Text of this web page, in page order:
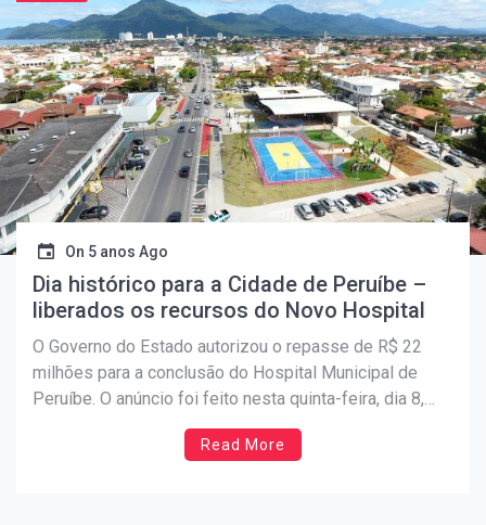
On 5 anos Ago
Dia histórico para a Cidade de Peruíbe –
liberados os recursos do Novo Hospital
O Governo do Estado autorizou o repasse de R$ 22
milhões para a conclusão do Hospital Municipal de
Peruíbe. O anúncio foi feito nesta quinta-feira, dia 8,
pelo vice-governador Rodrigo Garcia, durante a
cerimônia da entrega da nova Praça Açbano Ferreira
Read More